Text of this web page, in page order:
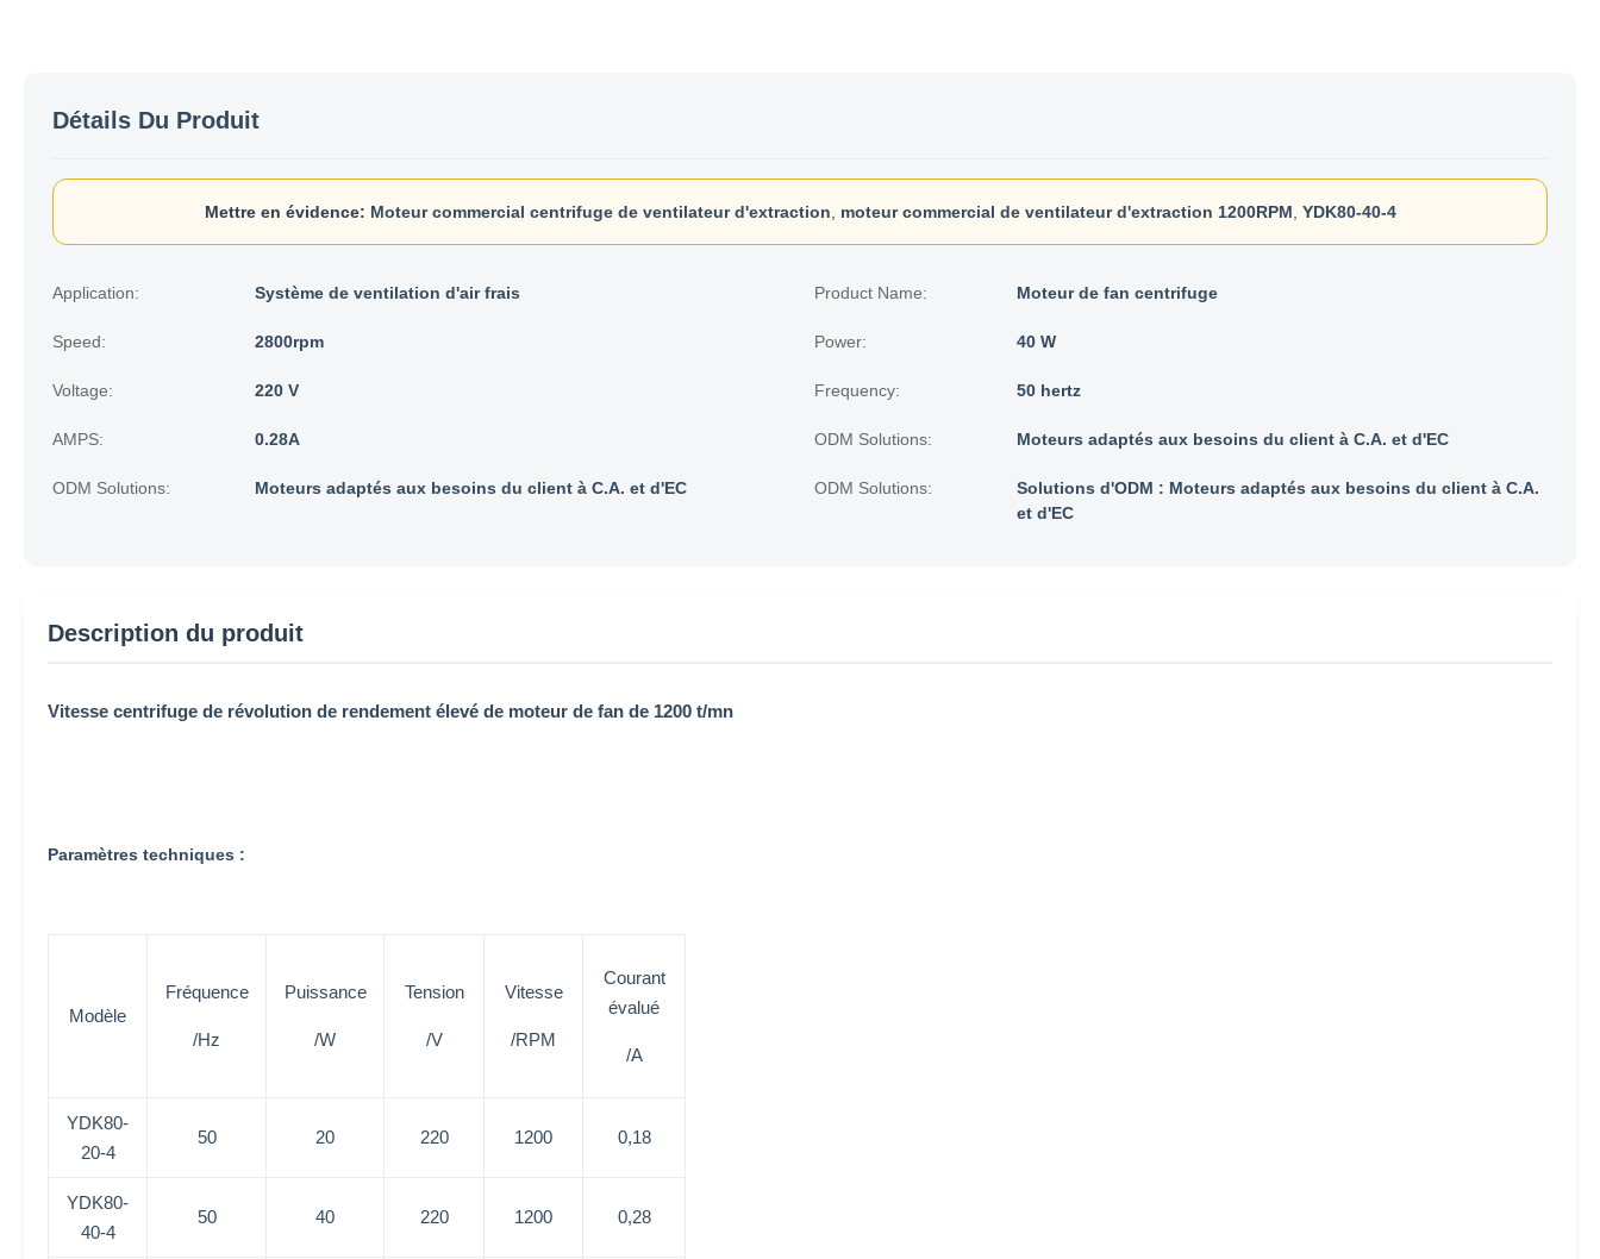
Détails Du Produit
Mettre en évidence: Moteur commercial centrifuge de ventilateur d'extraction moteur commercial de ventilateur d'extraction 1200RPM YDK80-40-4
Application: Système de ventilation d'air frais Product Name: Moteur de fan centrifuge
Speed: 2800rpm Power: 40 W
Voltage: 220 V Frequency: 50 hertz
AMPS: 0.28A ODM Solutions: Moteurs adaptés aux besoins du client à C.A. et d'EC
ODM Solutions: Moteurs adaptés aux besoins du client à C.A. et d'EC ODM Solutions:
Solutions d'ODM : Moteurs adaptés aux besoins du client à C.A.
et d'EC
Description du produit
Vitesse centrifuge de révolution de rendement élevé de moteur de fan de 1200 t/mn
Paramètres techniques :
Modèle
Fréquence
/Hz
Puissance
/W
Tension
/V
Vitesse
/RPM
Courant
évalué
/A
YDK80-
20-4
50 20 220 1200 0,18
YDK80-
40-4
50 40 220 1200 0,28